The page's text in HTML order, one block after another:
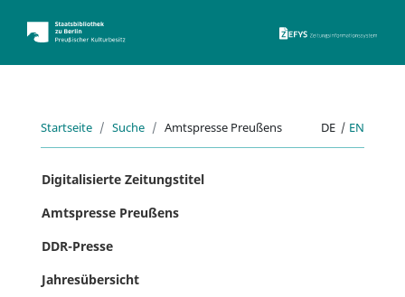
Startseite Suche Amtspresse Preußens DE | EN
Digitalisierte Zeitungstitel
Amtspresse Preußens
DDR-Presse
Jahresübersicht